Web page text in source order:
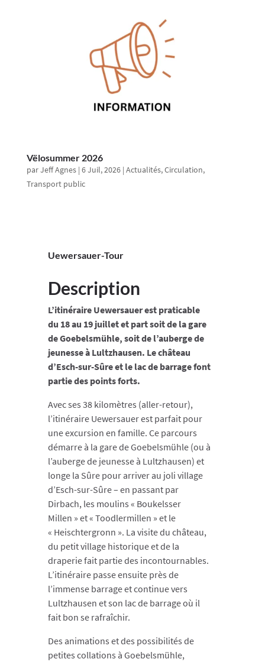
Vëlosummer 2026
parJeff Agnes| 6 Juil, 2026| Actualités,Circulation,
Transport public
Uewersauer-Tour
Description
L’itinéraire Uewersauer est praticable
du 18 au 19 juillet et part soit de la gare
de Goebelsmühle, soit de l’auberge de
jeunesse à Lultzhausen. Le château
d’Esch-sur-Sûre et le lac de barrage font
partie des points forts.
Avec ses 38 kilomètres (aller-retour),
l’itinéraire Uewersauer est parfait pour
une excursion en famille. Ce parcours
démarre à la gare de Goebelsmühle (ou à
l’auberge de jeunesse à Lultzhausen) et
longe la Sûre pour arriver au joli village
d’Esch-sur-Sûre – en passant par
Dirbach, les moulins « Boukelsser
Millen » et « Toodlermillen » et le
« Heischtergronn ». La visite du château,
du petit village historique et de la
draperie fait partie des incontournables.
L’itinéraire passe ensuite près de
l’immense barrage et continue vers
Lultzhausen et son lac de barrage où il
fait bon se rafraîchir.
Des animations et des possibilités de
petites collations à Goebelsmühle,